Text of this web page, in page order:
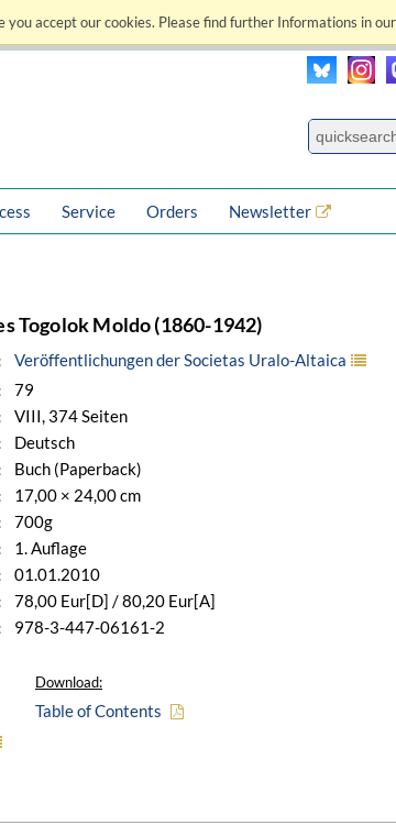
accept our cookies. Please find further Informations in our
Service Orders Newsletter
Togolok Moldo (1860-1942)
Veröffentlichungen der Societas Uralo-Altaica
79
VIII, 374 Seiten
Deutsch
Buch (Paperback)
17,00 × 24,00 cm
700g
1. Auflage
01.01.2010
78,00 Eur[D] / 80,20 Eur[A]
978-3-447-06161-2
Download:
Table of Contents